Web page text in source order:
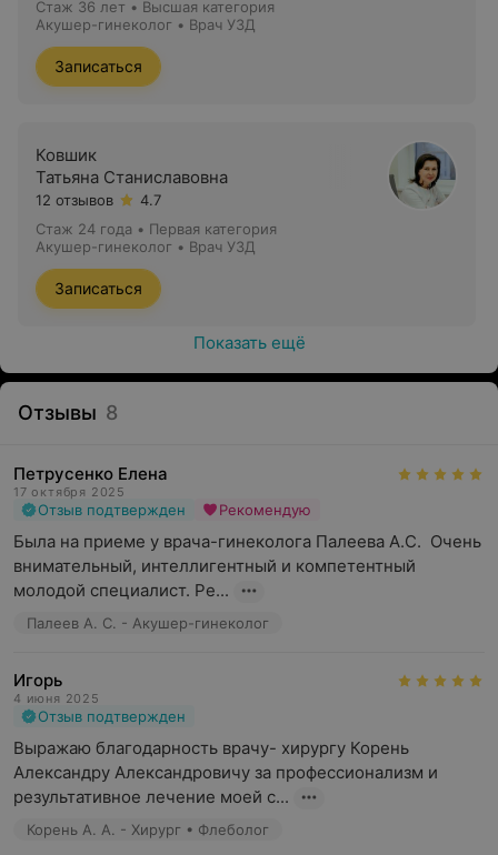
Стаж 36 лет • Высшая категория
Акушер-гинеколог • Врач УЗД
Записаться
Ковшик
Татьяна Станиславовна
12 отзывов
4.7
Стаж 24 года • Первая категория
Акушер-гинеколог • Врач УЗД
Записаться
Показать ещё
Отзывы 8
Петрусенко Елена
17 октября 2025
Отзыв подтвержден Рекомендую
Была на приеме у врача-гинеколога Палеева А.С.  Очень
внимательный, интеллигентный и компетентный
молодой специалист. Ре...
Палеев А. С. - Акушер-гинеколог
Игорь
4 июня 2025
Отзыв подтвержден
Выражаю благодарность врачу- хирургу Корень
Александру Александровичу за профессионализм и
результативное лечение моей с...
Корень А. А. - Хирург • Флеболог